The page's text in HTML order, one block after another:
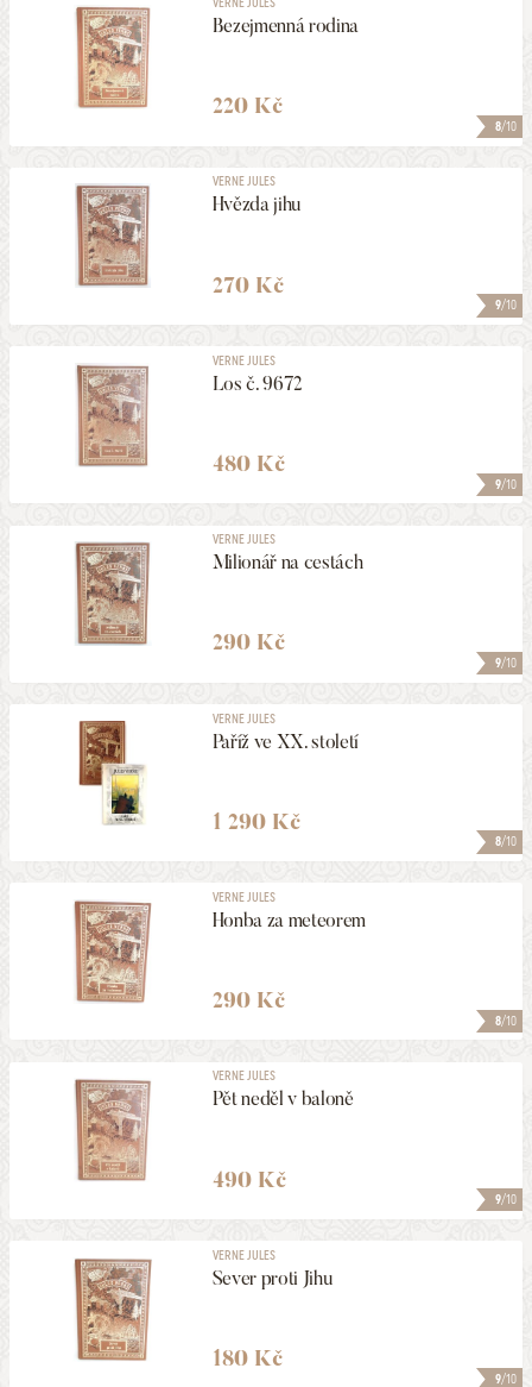
8/10
Bezejmenná rodina
220 Kč
9/10
VERNE JULES
Hvězda jihu
270 Kč
9/10
VERNE JULES
Los č. 9672
480 Kč
9/10
VERNE JULES
Milionář na cestách
290 Kč
8/10
VERNE JULES
Paříž ve XX. století
1 290 Kč
8/10
VERNE JULES
Honba za meteorem
290 Kč
9/10
VERNE JULES
Pět neděl v baloně
490 Kč
9/10
VERNE JULES
Sever proti Jihu
180 Kč